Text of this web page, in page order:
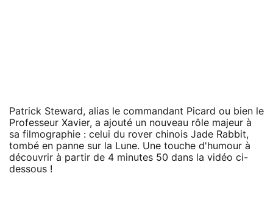
Patrick Steward, alias le commandant Picard ou bien le
Professeur Xavier, a ajouté un nouveau rôle majeur à
sa filmographie : celui du rover chinois Jade Rabbit,
tombé en panne sur la Lune. Une touche d'humour à
découvrir à partir de 4 minutes 50 dans la vidéo ci-
dessous !